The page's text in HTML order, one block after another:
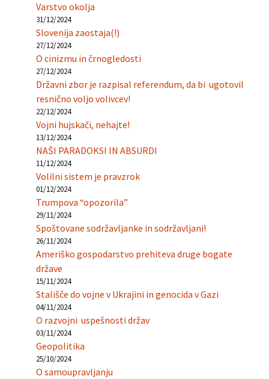
Varstvo okolja
31/12/2024
Slovenija zaostaja(!)
27/12/2024
O cinizmu in črnogledosti
27/12/2024
Državni zbor je razpisal referendum, da bi ugotovil
resnično voljo volivcev!
22/12/2024
Vojni hujskači, nehajte!
13/12/2024
NAŠI PARADOKSI IN ABSURDI
11/12/2024
Volilni sistem je pravzrok
01/12/2024
Trumpova “opozorila”
29/11/2024
Spoštovane sodržavljanke in sodržavljani!
26/11/2024
Ameriško gospodarstvo prehiteva druge bogate
države
15/11/2024
Stališče do vojne v Ukrajini in genocida v Gazi
04/11/2024
O razvojni uspešnosti držav
03/11/2024
Geopolitika
25/10/2024
O samoupravljanju